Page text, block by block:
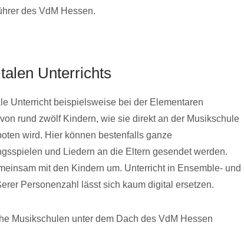
des VdM Hessen.
Unterrichts
Unterricht beispielsweise bei der Elementaren
rund zwölf Kindern, wie sie direkt an der Musikschule
wird. Hier können bestenfalls ganze
und Liedern an die Eltern gesendet werden.
mit den Kindern um. Unterricht in Ensemble- und
Personenzahl lässt sich kaum digital ersetzen.
Musikschulen unter dem Dach des VdM Hessen